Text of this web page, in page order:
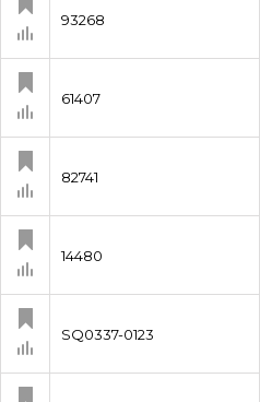
93268
61407
82741
14480
SQ0337-0123